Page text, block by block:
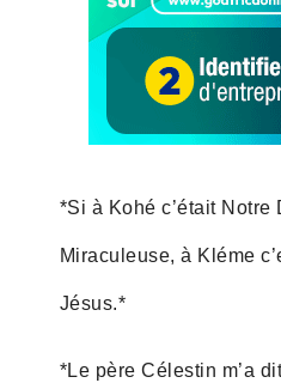
*Si à Kohé c’était
Miraculeuse, à Kléme
Jésus.*
*Le père Célestin m’a